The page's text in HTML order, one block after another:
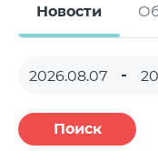
Новости
Поиск